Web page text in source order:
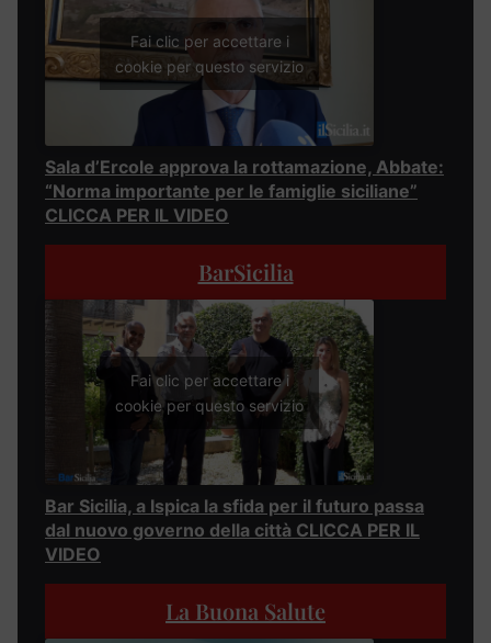
Fai clic per accettare i
cookie per questo servizio
Sala d’Ercole approva la rottamazione, Abbate:
“Norma importante per le famiglie siciliane”
CLICCA PER IL VIDEO
BarSicilia
Fai clic per accettare i
cookie per questo servizio
Bar Sicilia, a Ispica la sfida per il futuro passa
dal nuovo governo della città CLICCA PER IL
VIDEO
La Buona Salute